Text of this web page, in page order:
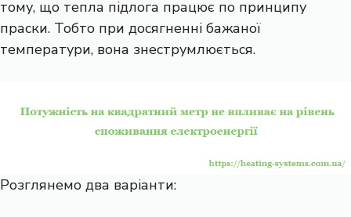
тому, що тепла підлога працює по принципу
праски. Тобто при досягненні бажаної
температури, вона знеструмлюється.
Розглянемо два варіанти: